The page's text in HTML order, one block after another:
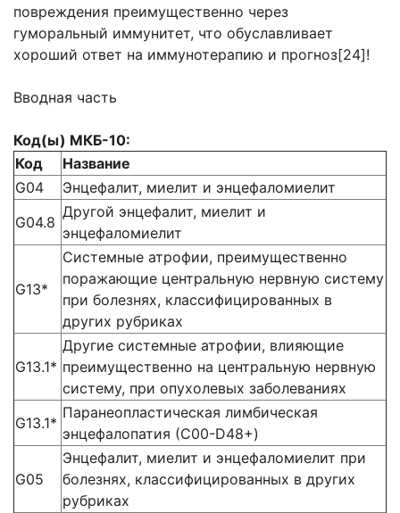
повреждения преимущественно через
гуморальный иммунитет, что обуславливает
хороший ответ на иммунотерапию и прогноз[24]!
Вводная часть
Код(ы) МКБ-10:
Код
Название
G04
Энцефалит, миелит и энцефаломиелит
G04.8
Другой энцефалит, миелит и
энцефаломиелит
G13*
Системные атрофии, преимущественно
поражающие центральную нервную систему
при болезнях, классифицированных в
других рубриках
G13.1*
Другие системные атрофии, влияющие
преимущественно на центральную нервную
систему, при опухолевых заболеваниях
G13.1*
Паранеопластическая лимбическая
энцефалопатия (С00-D48+)
G05
Энцефалит, миелит и энцефаломиелит при
болезнях, классифицированных в других
рубриках